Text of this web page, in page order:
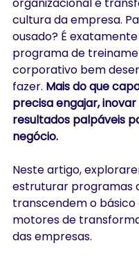
cultura da empresa.
ousado? É
programa de
corporativo bem
fazer. Mais do que
precisa engajar,
resultados palpáveis
negócio.
Neste artigo,
estruturar programas
transcendem o
motores de
das empresas.